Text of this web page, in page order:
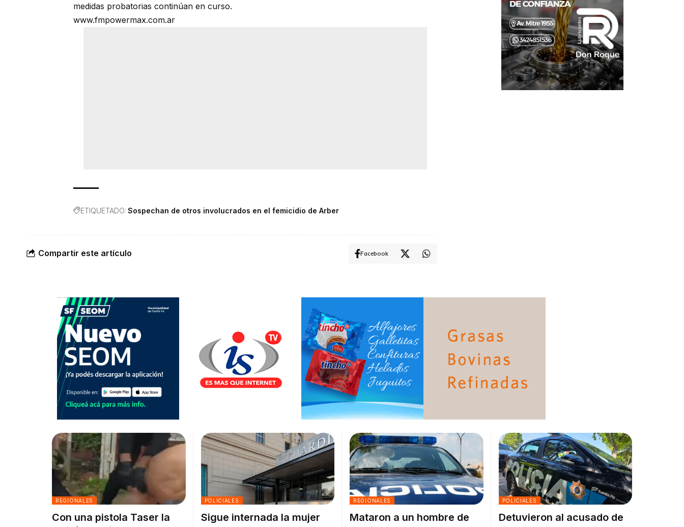
medidas probatorias continúan en curso.
www.fmpowermax.com.ar
ETIQUETADO: Sospechan de otros involucrados en el femicidio de Arber
Compartir este artículo Facebook
REGIONALES
Con una pistola Taser la
POLICIALES
Sigue internada la mujer
REGIONALES
Mataron a un hombre de
POLICIALES
Detuvieron al acusado de